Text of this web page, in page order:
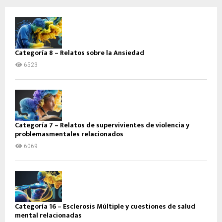
Categoría 8 – Relatos sobre la Ansiedad
6523
Categoría 7 – Relatos de supervivientes de violencia y
problemasmentales relacionados
6069
Categoría 16 – Esclerosis Múltiple y cuestiones de salud
mental relacionadas